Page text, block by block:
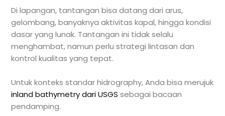
Di lapangan, tantangan bisa datang dari arus,
gelombang, banyaknya aktivitas kapal, hingga kondisi
dasar yang lunak. Tantangan ini tidak selalu
menghambat, namun perlu strategi lintasan dan
kontrol kualitas yang tepat.
Untuk konteks standar hidrography, Anda bisa merujuk
inland bathymetry dari USGS sebagai bacaan
pendamping.